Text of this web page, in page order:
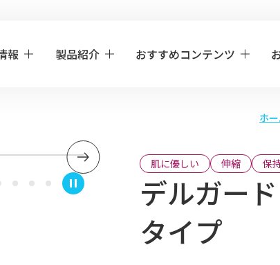
報 製品紹介 おすすめコンテンツ
ホ
肌に優しい 伸縮 保
デルガー
タイプ